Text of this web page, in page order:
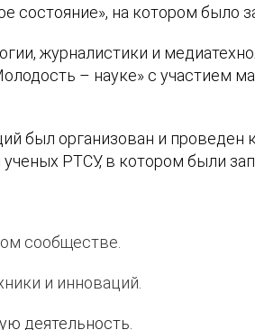
на котором было
журналистики и
– науке» с участием
был организован и проведен
РТСУ, в котором были
сообществе.
и инноваций.
деятельность.